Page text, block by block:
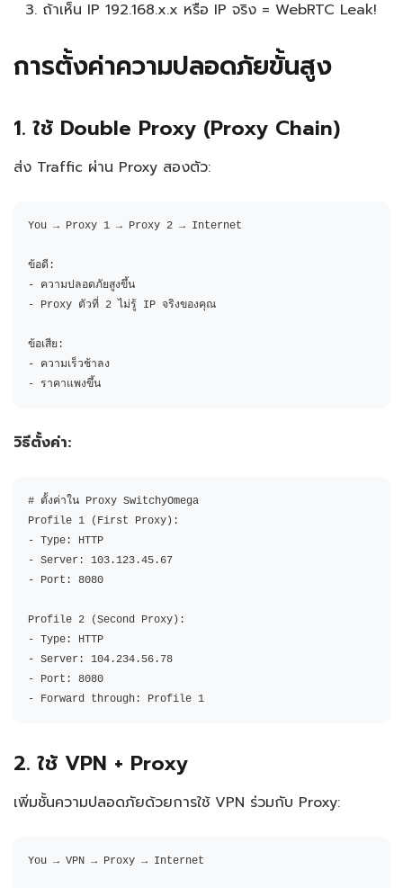
ถ้าเห็น IP 192.168.x.x หรือ IP จริง = WebRTC Leak!
การตั้งค่าความปลอดภัยขั้นสูง
1. ใช้ Double Proxy (Proxy Chain)
ส่ง Traffic ผ่าน Proxy สองตัว:
You → Proxy 1 → Proxy 2 → Internet
ข้อดี:
- ความปลอดภัยสูงขึ้น
- Proxy ตัวที่ 2 ไม่รู้ IP จริงของคุณ
ข้อเสีย:
- ความเร็วช้าลง
- ราคาแพงขึ้น
วิธีตั้งค่า:
# ตั้งค่าใน Proxy SwitchyOmega
Profile 1 (First Proxy):
- Type: HTTP
- Server: 103.123.45.67
- Port: 8080
Profile 2 (Second Proxy):
- Type: HTTP
- Server: 104.234.56.78
- Port: 8080
- Forward through: Profile 1
2. ใช้ VPN + Proxy
เพิ่มชั้นความปลอดภัยด้วยการใช้ VPN ร่วมกับ Proxy:
You → VPN → Proxy → Internet